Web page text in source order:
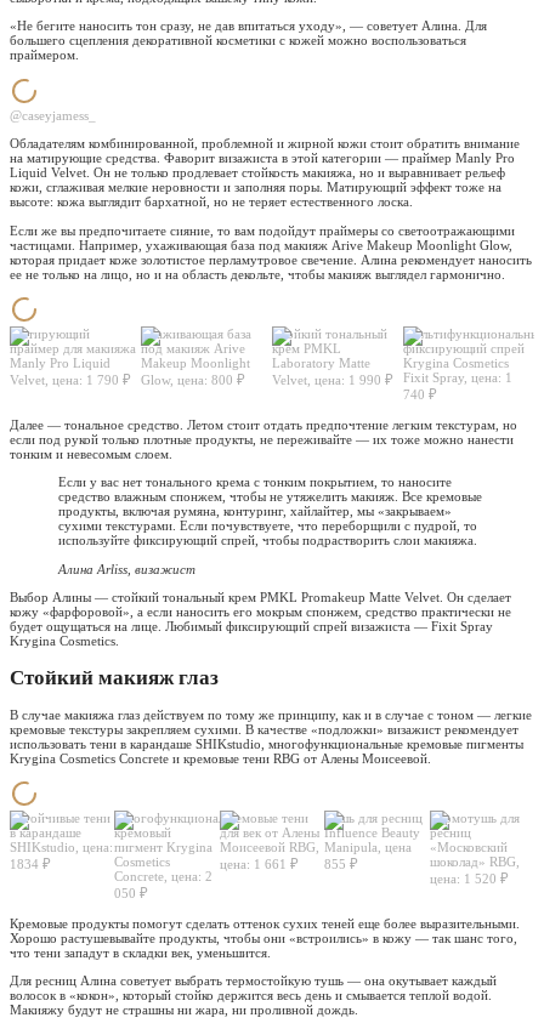
«Не бегите наносить тон сразу, не дав впитаться уходу», — советует Алина. Для
большего сцепления декоративной косметики с кожей можно воспользоваться
праймером.
@caseyjamess_
Обладателям комбинированной, проблемной и жирной кожи стоит обратить внимание
на матирующие средства. Фаворит визажиста в этой категории — праймер Manly Pro
Liquid Velvet. Он не только продлевает стойкость макияжа, но и выравнивает рельеф
кожи, сглаживая мелкие неровности и заполняя поры. Матирующий эффект тоже на
высоте: кожа выглядит бархатной, но не теряет естественного лоска.
Если же вы предпочитаете сияние, то вам подойдут праймеры со светоотражающими
частицами. Например, ухаживающая база под макияж Arive Makeup Moonlight Glow,
которая придает коже золотистое перламутровое свечение. Алина рекомендует наносить
ее не только на лицо, но и на область декольте, чтобы макияж выглядел гармонично.
Матирующий
праймер для макияжа
Manly Pro Liquid
Velvet, цена: 1 790 ₽
Ухаживающая база
под макияж Arive
Makeup Moonlight
Glow, цена: 800 ₽
Стойкий тональный
крем PMKL
Laboratory Matte
Velvet, цена: 1 990 ₽
фиксирующий спрей
Krygina Cosmetics
Fixit Spray, цена: 1
740 ₽
Далее — тональное средство. Летом стоит отдать предпочтение легким текстурам, но
если под рукой только плотные продукты, не переживайте — их тоже можно нанести
тонким и невесомым слоем.
Если у вас нет тонального крема с тонким покрытием, то наносите
средство влажным спонжем, чтобы не утяжелить макияж. Все кремовые
продукты, включая румяна, контуринг, хайлайтер, мы «закрываем»
сухими текстурами. Если почувствуете, что переборщили с пудрой, то
используйте фиксирующий спрей, чтобы подрастворить слои макияжа.
Алина Arliss, визажист
Выбор Алины — стойкий тональный крем PMKL Promakeup Matte Velvet. Он сделает
кожу «фарфоровой», а если наносить его мокрым спонжем, средство практически не
будет ощущаться на лице. Любимый фиксирующий спрей визажиста — Fixit Spray
Krygina Cosmetics.
Стойкий макияж глаз
В случае макияжа глаз действуем по тому же принципу, как и в случае с тоном — легкие
кремовые текстуры закрепляем сухими. В качестве «подложки» визажист рекомендует
использовать тени в карандаше SHIKstudio, многофункциональные кремовые пигменты
Krygina Cosmetics Concrete и кремовые тени RBG от Алены Моисеевой.
Устойчивые тени
в карандаше
SHIKstudio, цена:
1834 ₽
Многофункциональный
кремовый
пигмент Krygina
Cosmetics
Concrete, цена: 2
050 ₽
Кремовые тени
для век от Алены
Моисеевой RBG,
цена: 1 661 ₽
Тушь для ресниц
Influence Beauty
Manipula, цена
855 ₽
Термотушь для
ресниц
«Московский
шоколад» RBG,
цена: 1 520 ₽
Кремовые продукты помогут сделать оттенок сухих теней еще более выразительными.
Хорошо растушевывайте продукты, чтобы они «встроились» в кожу — так шанс того,
что тени западут в складки век, уменьшится.
Для ресниц Алина советует выбрать термостойкую тушь — она окутывает каждый
волосок в «кокон», который стойко держится весь день и смывается теплой водой.
Макияжу будут не страшны ни жара, ни проливной дождь.